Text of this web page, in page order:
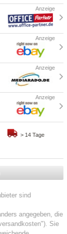
> 14 Tage